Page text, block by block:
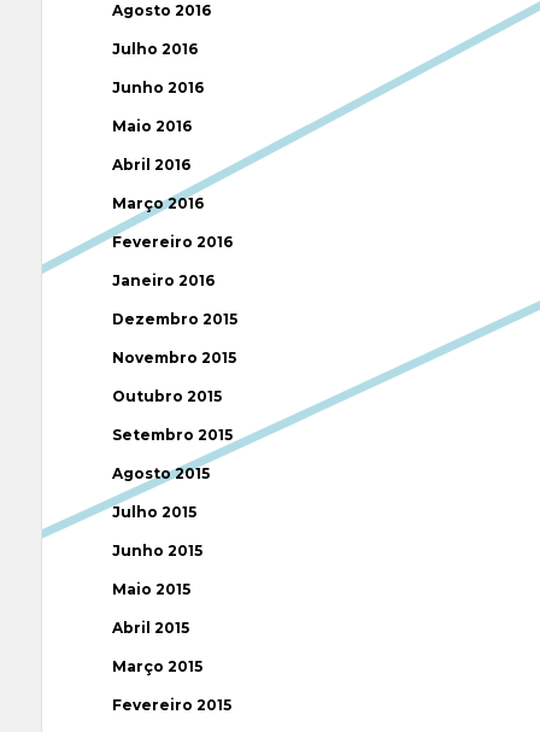
Agosto 2016
Julho 2016
Junho 2016
Maio 2016
Abril 2016
Março 2016
Fevereiro 2016
Janeiro 2016
Dezembro 2015
Novembro 2015
Outubro 2015
Setembro 2015
Agosto 2015
Julho 2015
Junho 2015
Maio 2015
Abril 2015
Março 2015
Fevereiro 2015